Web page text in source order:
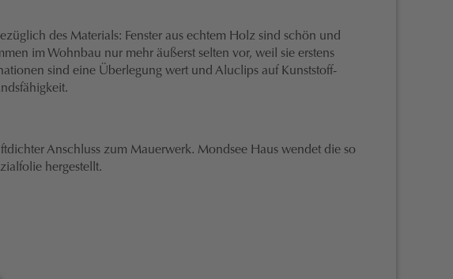
des Materials: Fenster aus echtem Holz sind schön und
im Wohnbau nur mehr äußerst selten vor, weil sie erstens
sind eine Überlegung wert und Aluclips auf Kunststoff-
Anschluss zum Mauerwerk. Mondsee Haus wendet die so
hergestellt.